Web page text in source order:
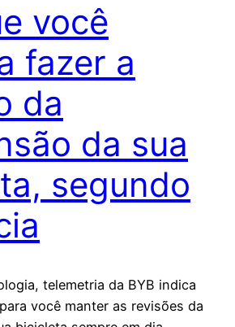
você
fazer a
da
da sua
segundo
telemetria da BYB indica
você manter as revisões da